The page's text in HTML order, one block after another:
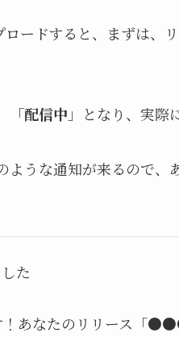
ードすると、まずは、
「配信中」となり、実際
ような通知が来るので
た
！あなたのリリース「